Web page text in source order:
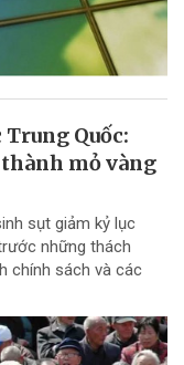
Quốc:
mỏ vàng
sụt giảm kỷ lục
những thách
chính sách và các